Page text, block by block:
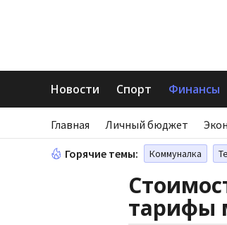
Новости Спорт Финансы
Главная Личный бюджет
Горячие темы: Коммуналка
тарифы